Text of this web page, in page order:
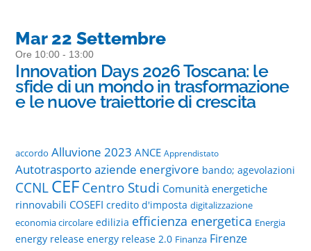
Mar 22 Settembre
Ore 10:00 - 13:00
Innovation Days 2026 Toscana: le
sfide di un mondo in trasformazione
e le nuove traiettorie di crescita
accordo Alluvione 2023 ANCE Apprendistato
Autotrasportoaziende energivore bando; agevolazioni
CCNLCEF Centro Studi Comunità energetiche
rinnovabili COSEFI credito d'imposta digitalizzazione
economia circolare edilizia efficienza energetica Energia
energy release energy release 2.0 Finanza Firenze